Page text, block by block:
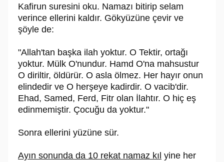
Kafirun suresini oku. Namazı bitirip selam
verince ellerini kaldır. Gökyüzüne çevir ve
şöyle de:
"Allah'tan başka ilah yoktur. O Tektir, ortağı
yoktur. Mülk O'nundur. Hamd O'na mahsustur
O diriltir, öldürür. O asla ölmez. Her hayır onun
elindedir ve O herşeye kadirdir. O vacib'dir.
Ehad, Samed, Ferd, Fitr olan İlahtır. O hiç eş
edinmemiştir. Çocuğu da yoktur."
Sonra ellerini yüzüne sür.
Ayın sonunda da 10 rekat namaz kıl yine her